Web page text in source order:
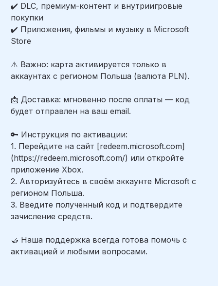
✔️ DLC, премиум-контент и внутриигровые
покупки
✔️ Приложения, фильмы и музыку в Microsoft
Store
⚠️ Важно: карта активируется только в
аккаунтах с регионом Польша (валюта PLN).
📩 Доставка: мгновенно после оплаты — код
будет отправлен на ваш email.
🔑 Инструкция по активации:
1. Перейдите на сайт [redeem.microsoft.com]
(https://redeem.microsoft.com/) или откройте
приложение Xbox.
2. Авторизуйтесь в своём аккаунте Microsoft с
регионом Польша.
3. Введите полученный код и подтвердите
зачисление средств.
🤝 Наша поддержка всегда готова помочь с
активацией и любыми вопросами.